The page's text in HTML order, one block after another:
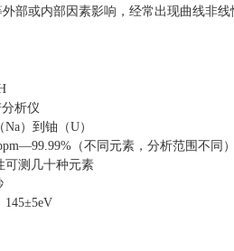
部或内部因素影响，经常出现曲线非
析仪
）到铀（U）
（不同元素，分析范围不同）
可测几十种元素